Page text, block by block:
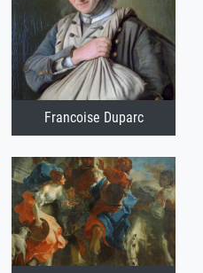
Francoise Duparc